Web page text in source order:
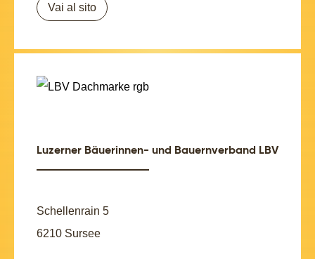
Vai al sito
Luzerner Bäuerinnen- und Bauernverband LBV
Schellenrain 5
6210 Sursee